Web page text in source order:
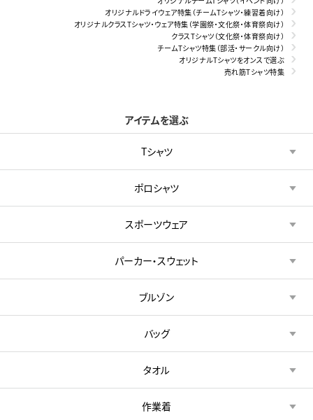
オリジナルドライウェア特集（チームTシャツ・練習着向け）
オリジナルクラスTシャツ・ウェア特集（学園祭・文化祭・体育祭向け）
クラスTシャツ（文化祭・体育祭向け）
チームTシャツ特集（部活・サークル向け）
オリジナルTシャツをオンスで選ぶ
売れ筋Tシャツ特集
アイテムを選ぶ
Tシャツ
ポロシャツ
スポーツウェア
パーカー・スウェット
ブルゾン
バッグ
タオル
作業着